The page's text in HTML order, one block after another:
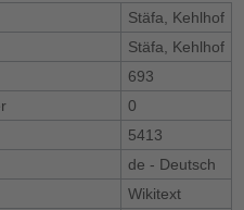
Stäfa, Kehlhof
Stäfa, Kehlhof
693
0
5413
de - Deutsch
Wikitext